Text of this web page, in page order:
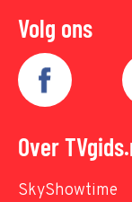
Volg ons
Over
SkyShowtime